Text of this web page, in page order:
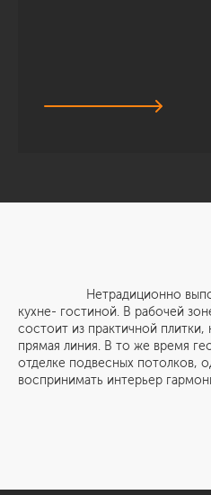
Нетрадиционно
кухне- гостиной. В рабочей
состоит из практичной плитки,
прямая линия. В то же время
отделке подвесных потолков,
воспринимать интерьер